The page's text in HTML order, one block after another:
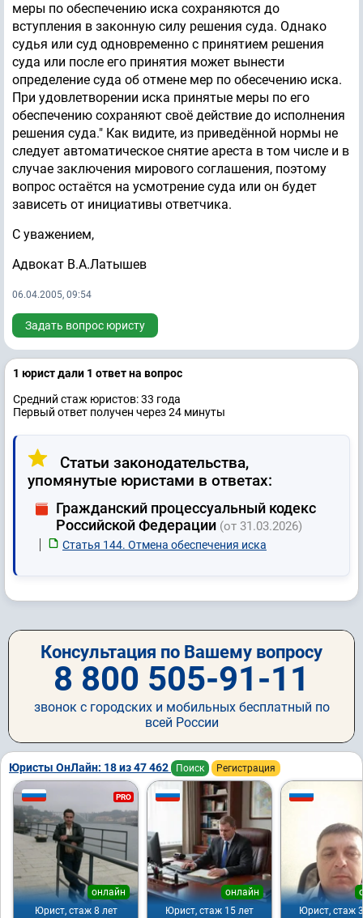
меры по обеспечению иска сохраняются до
вступления в законную силу решения суда. Однако
судья или суд одновременно с принятием решения
суда или после его принятия может вынести
определение суда об отмене мер по обесечению иска.
При удовлетворении иска принятые меры по его
обеспечению сохраняют своё действие до исполнения
решения суда." Как видите, из приведённой нормы не
следует автоматическое снятие ареста в том числе и в
случае заключения мирового соглашения, поэтому
вопрос остаётся на усмотрение суда или он будет
зависеть от инициативы ответчика.
С уважением,
Адвокат В.А.Латышев
06.04.2005, 09:54
Задать вопрос юристу
1 юрист дали 1 ответ на вопрос
Средний стаж юристов: 33 годa
Первый ответ получен через 24 минуты
Статьи законодательства,
упомянутые юристами в ответах:
Гражданский процессуальный кодекс
Российской Федерации (от 31.03.2026)
Статья 144. Отмена обеспечения иска
Консультация по Вашему вопросу
8 800 505-91-11
звонок с городских и мобильных бесплатный по
всей России
Юристы ОнЛайн: 18 из 47 462 Поиск Регистрация
PRO
Юрист, стаж 8 лет
онлайн
Юрист, стаж 15 лет
онлайн
Юрист, стаж